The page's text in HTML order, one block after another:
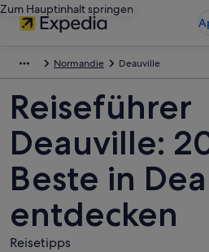
Zum Hauptinhalt springen
Normandie Deauville
Reiseführer
Deauville:
Beste in
entdecken
Reisetipps